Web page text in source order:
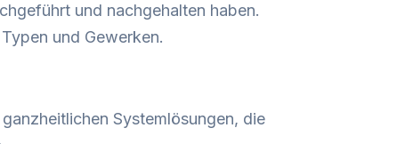
und nachgehalten haben.
und Gewerken.
Systemlösungen, die